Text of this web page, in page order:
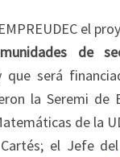
el
de
que será
la Seremi de
de la
el Jefe